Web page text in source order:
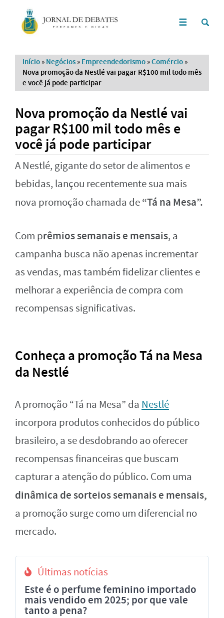
Início » Negócios » Empreendedorismo »Comércio »
Nova promoção da Nestlé vai pagar R$100 mil todo mês
e você já pode participar
Nova promoção da Nestlé vai
pagar R$100 mil todo mês e
você já pode participar
A Nestlé, gigante do setor de alimentos e
bebidas, lançou recentemente sua mais
nova promoção chamada de“Tá na Mesa”.
Com prêmios semanais e mensais, a
campanha busca não apenas incrementar
as vendas, mas também fidelizar clientes e
melhorar a experiência de compra com
recompensas significativas.
Conheça a promoção Tá na Mesa
da Nestlé
A promoção “Tá na Mesa” da Nestlé
incorpora produtos conhecidos do público
brasileiro, a se desdobrando ao oferecer
recompensas financeiras que buscam
capturar a atenção do público. Com uma
dinâmica de sorteios semanais e mensais,
a promoção surge como um diferencial no
mercado.
Últimas notícias
Este é o perfume feminino importado
mais vendido em 2025; por que vale
tanto a pena?